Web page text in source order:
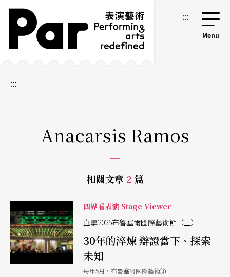
跳到主要內容區塊
網站導覽 :::
:::
Anacarsis Ramos
相關文章 2 篇
四界看表演 Stage Viewer
直擊2025布魯塞爾國際藝術節（上）
30年的淬煉 辯證當下、探索
未知
每年5月，布魯塞爾國際藝術節